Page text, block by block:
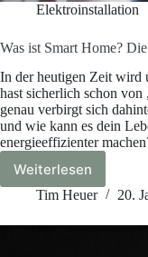
Elektroinstallation
Was ist Smart Home?
In der heutigen Zeit wird
hast sicherlich schon von
genau verbirgt sich
und wie kann es dein
energieeffizienter
Weiterlesen
Was
ist
Home?
Tim Heuer 20.